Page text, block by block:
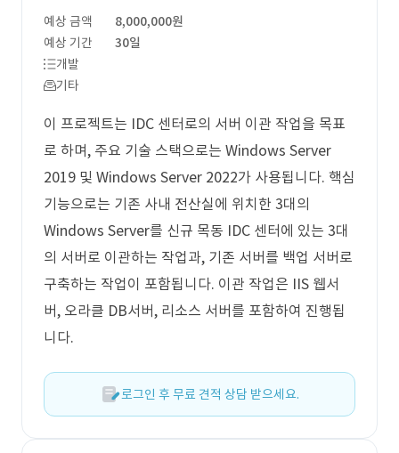
예상 금액
8,000,000원
예상 기간
30일
개발
기타
이 프로젝트는 IDC 센터로의 서버 이관 작업을 목표
로 하며, 주요 기술 스택으로는 Windows Server
2019 및 Windows Server 2022가 사용됩니다. 핵심
기능으로는 기존 사내 전산실에 위치한 3대의
Windows Server를 신규 목동 IDC 센터에 있는 3대
의 서버로 이관하는 작업과, 기존 서버를 백업 서버로
구축하는 작업이 포함됩니다. 이관 작업은 IIS 웹서
버, 오라클 DB서버, 리소스 서버를 포함하여 진행됩
니다.
로그인 후 무료 견적 상담 받으세요.